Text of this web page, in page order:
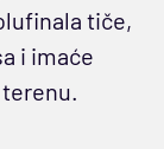
tiče,
i imaće